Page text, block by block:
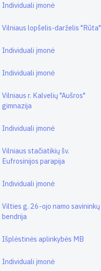
Individuali įmonė
Vilniaus lopšelis-darželis "Rūta"
Individuali įmonė
Individuali įmonė
Vilniaus r. Kalvelių "Aušros"
gimnazija
Individuali įmonė
Vilniaus stačiatikių šv.
Eufrosinijos parapija
Individuali įmonė
Vilties g. 26-ojo namo savininkų
bendrija
Išplėstinės aplinkybės MB
Individuali įmonė